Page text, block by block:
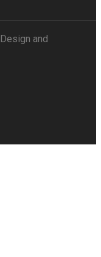
Design and